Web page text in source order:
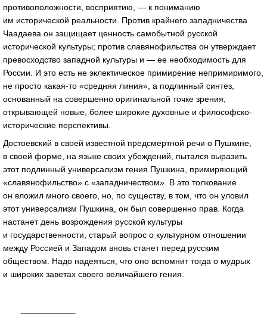
противоположности, восприятию, — к пониманию
им исторической реальности. Против крайнего западничества
Чаадаева он защищает ценность самобытной русской
исторической культуры; против славянофильства он утверждает
превосходство западной культуры и — ее необходимость для
России. И это есть не эклектическое примирение непримиримого,
не просто какая-то «средняя линия», а подлинный синтез,
основанный на совершенно оригинальной точке зрения,
открывающей новые, более широкие духовные и философско-
исторические перспективы.
Достоевский в своей известной предсмертной речи о Пушкине,
в своей форме, на языке своих убеждений, пытался выразить
этот подлинный универсализм гения Пушкина, примиряющий
«славянофильство» с «западничеством». В это толкование
он вложил много своего, но, по существу, в том, что он уловил
этот универсализм Пушкина, он был совершенно прав. Когда
настанет день возрождения русской культуры
и государственности, старый вопрос о культурном отношении
между Россией и Западом вновь станет перед русским
обществом. Надо надеяться, что оно вспомнит тогда о мудрых
и широких заветах своего величайшего гения.